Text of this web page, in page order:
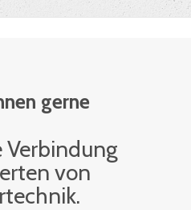
gerne
Ver­bin­dung
von